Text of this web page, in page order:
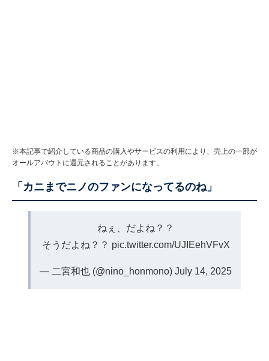
※本記事で紹介している商品の購入やサービスの利用により、売上の一部が
オールアバウトに還元されることがあります。
「カニまでニノのファンになってるのね」
ねぇ、だよね？？
そうだよね？？ pic.twitter.com/UJIEehVFvX
— 二宮和也 (@nino_honmono) July 14, 2025